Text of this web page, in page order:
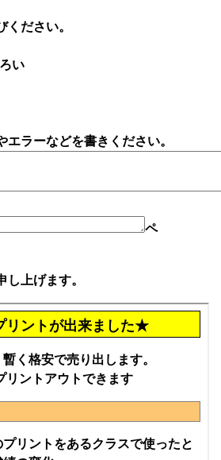
ださい。
い
ラーなどを書きください。
ペ
上げます。